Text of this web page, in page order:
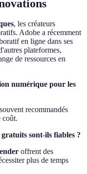
, les créateurs
Adobe a récemment
en ligne dans ses
plateformes,
de ressources en
numérique pour les
recommandés
coût.
sont-ils fiables ?
offrent des
plus de temps